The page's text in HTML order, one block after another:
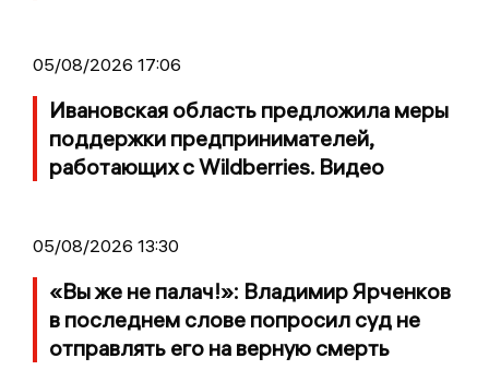
05/08/2026 17:06
Ивановская область предложила меры
поддержки предпринимателей,
работающих с Wildberries. Видео
05/08/2026 13:30
«Вы же не палач!»: Владимир Ярченков
в последнем слове попросил суд не
отправлять его на верную смерть